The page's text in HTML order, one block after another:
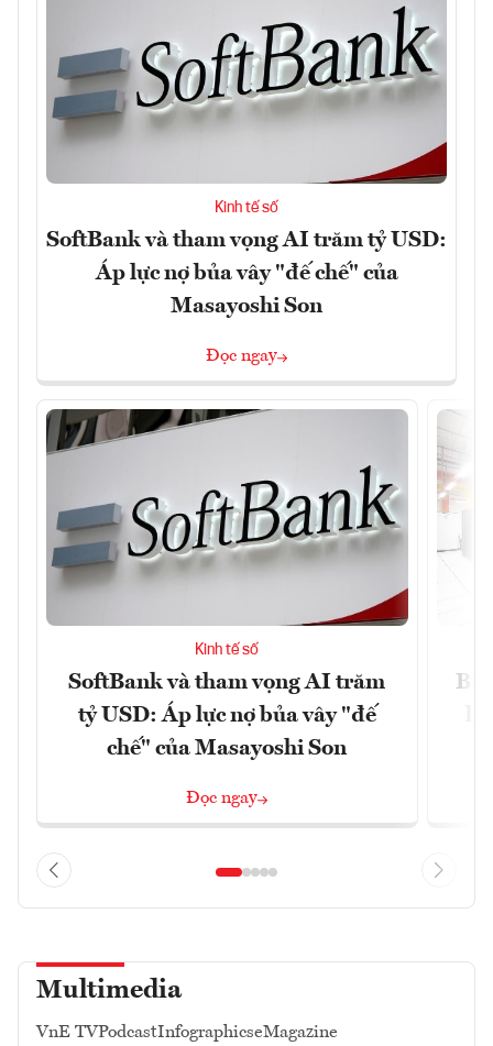
Kinh tế số
SoftBank và tham vọng AI trăm tỷ USD:
Áp lực nợ bủa vây "đế chế" của
Masayoshi Son
Đọc ngay
Kinh tế số
SoftBank và tham vọng AI trăm
tỷ USD: Áp lực nợ bủa vây "đế
chế" của Masayoshi Son
Đọc ngay
Multimedia
VnE TVPodcastInfographicseMagazine